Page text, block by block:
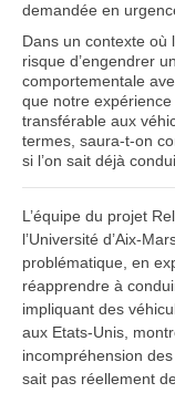
demandée en
Dans un contexte où
risque d’engendrer
comportementale
que notre
transférable aux
termes, saura-t-on
si l’on sait déjà
L’équipe du projet
l’Université d’Aix-
problématique, en
réapprendre à
impliquant des
aux Etats-Unis,
incompréhension
sait pas réellement